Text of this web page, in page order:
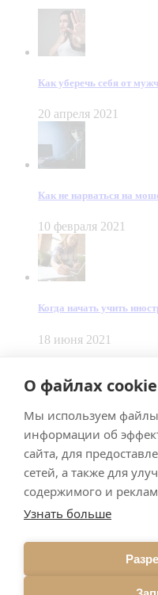
О файлах
Мы используем файлы
информации об
сайта, для
сетей, а также для
содержимого и
Узнать больше
Как уберечь себя от
20 апреля 2021
Как не нарваться на
10 февраля 2021
Когда начать учить
18 июня 2021
Made bySmart Team
ImpressumDatenschutz
Подписывайтесь на